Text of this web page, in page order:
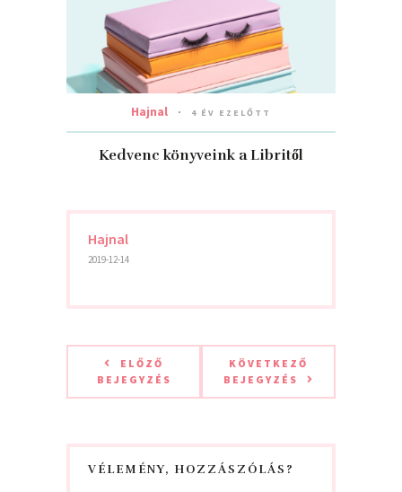
Hajnal 4 ÉV EZELŐTT
Kedvenc könyveink a Libritől
Hajnal
2019-12-14
ELŐZŐ
BEJEGYZÉS
KÖVETKEZŐ
BEJEGYZÉS
VÉLEMÉNY, HOZZÁSZÓLÁS?